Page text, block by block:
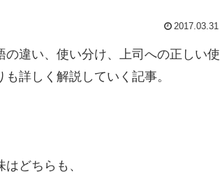
2017.03.31
の違い、使い分け、上司への正しい使
詳しく解説していく記事。
どちらも、